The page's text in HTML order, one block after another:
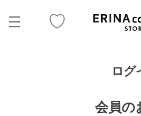
ログ
会員の